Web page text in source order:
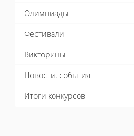
Олимпиады
Фестивали
Викторины
Новости. события
Итоги конкурсов